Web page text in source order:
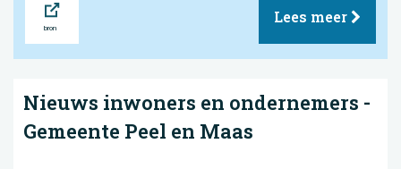
Lees meer
Nieuws inwoners en ondernemers -
Gemeente Peel en Maas